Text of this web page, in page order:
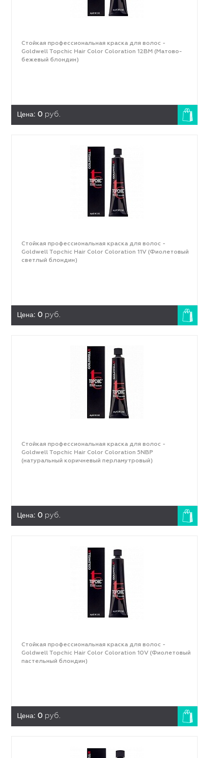
Стойкая профессиональная краска для волос -
Goldwell Topchic Hair Color Coloration 12ВМ (Матово-
бежевый блондин)
Цена: 0 руб.
Стойкая профессиональная краска для волос -
Goldwell Topchic Hair Color Coloration 11V (Фиолетовый
светлый блондин)
Цена: 0 руб.
Стойкая профессиональная краска для волос -
Goldwell Topchic Hair Color Coloration 5NВР
(натуральный коричневый перламутровый)
Цена: 0 руб.
Стойкая профессиональная краска для волос -
Goldwell Topchic Hair Color Coloration 10V (Фиолетовый
пастельный блондин)
Цена: 0 руб.